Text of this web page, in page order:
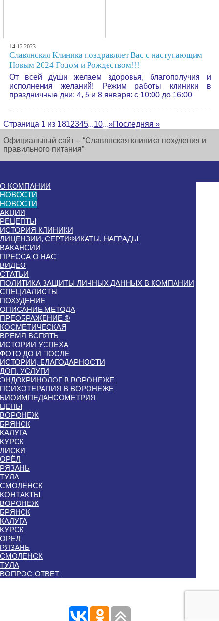
14.12.2023
Славянская Клиника поздравляет Вас с наступающим
Новым 2024 Годом и Рождеством!!!
От всей души желаем здоровья, благополучия и
исполнения желаний! Режим работы клиники в
праздничные дни: 4, 5 и 8 января: с 10:00 до 16:00
Страница 1 из 1812345...10...»Последняя »
Официальный сайт – “Славянская клиника похудения и
правильного питания”
О КОМПАНИИ
НОВОСТИ
НОВОСТИ
АКЦИИ
РЕЦЕПТЫ
ИСТОРИЯ КЛИНИКИ
ЛИЦЕНЗИИ, СЕРТИФИКАТЫ, НАГРАДЫ
ВАКАНСИИ
ПРЕССА О НАС
ВИДЕО
СТАТЬИ
ПОЛИТИКА ЗАЩИТЫ ЛИЧНЫХ ДАННЫХ В КОМПАНИИ
СПЕЦИАЛИСТЫ
ПОХУДЕНИЕ
ОПИСАНИЕ МЕТОДА
ПРЕОБРАЖЕНИЕ ®
КОСМЕТИЧЕСКАЯ
ВРЕМЯ ВСПЯТЬ
ИСТОРИИ УСПЕХА
ФОТО ДО И ПОСЛЕ
ИСТОРИИ, БЛАГОДАРНОСТИ
ДОП. УСЛУГИ
ЭНДОКРИНОЛОГ В ВОРОНЕЖЕ
ПСИХОТЕРАПИЯ В ВОРОНЕЖЕ
БИОИМПЕДАНСОМЕТРИЯ
ЦЕНЫ
ВОРОНЕЖ
БРЯНСК
КАЛУГА
КУРСК
ЛИСКИ
ОРЁЛ
РЯЗАНЬ
ТУЛА
СМОЛЕНСК
КОНТАКТЫ
ВОРОНЕЖ
БРЯНСК
КАЛУГА
КУРСК
ОРЕЛ
РЯЗАНЬ
СМОЛЕНСК
ТУЛА
ВОПРОС-ОТВЕТ